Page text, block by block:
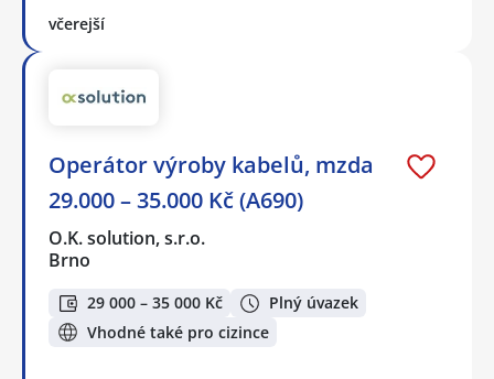
včerejší
Operátor výroby kabelů, mzda
29.000 – 35.000 Kč (A690)
O.K. solution, s.r.o.
Brno
29 000 – 35 000 Kč
Plný úvazek
Vhodné také pro cizince